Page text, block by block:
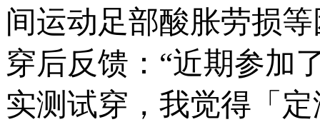
间运动足部酸胀劳损
穿后反馈：“近期参加
实测试穿，我觉得「